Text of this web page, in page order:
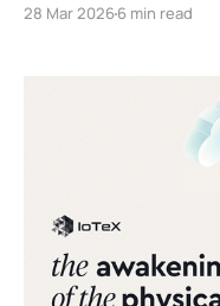
过程。我们始终致力于
28 Mar 20266 min read